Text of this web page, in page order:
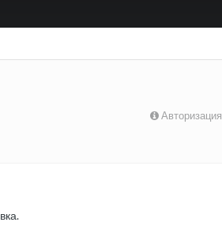
Авторизация